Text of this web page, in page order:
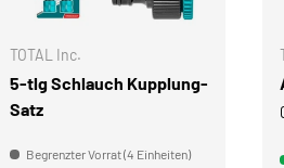
TOTAL Inc.
5-tlg Schlauch Kupplung-
Satz
Begrenzter Vorrat (4 Einheiten)